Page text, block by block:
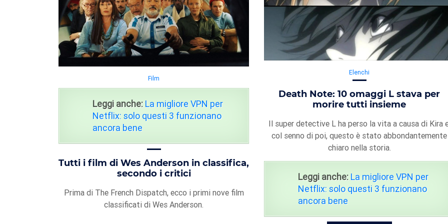
Film
Leggi anche: La migliore VPN per
Netflix: solo questi 3 funzionano
ancora bene
Tutti i film di Wes Anderson in classifica,
secondo i critici
Prima di The French Dispatch, ecco i primi nove film
classificati di Wes Anderson.
Elenchi
Death Note: 10 omaggi L stava per
morire tutti insieme
Il super detective L ha perso la vita a causa di Kira
col senno di poi, questo è stato abbondantemente
chiaro nella storia.
Leggi anche: La migliore VPN per
Netflix: solo questi 3 funzionano
ancora bene